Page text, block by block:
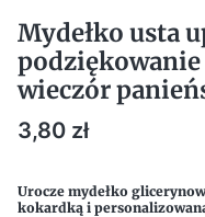
Mydełko usta
wieczór
Cena
3,80 zł
Urocze mydełko
kokardką i